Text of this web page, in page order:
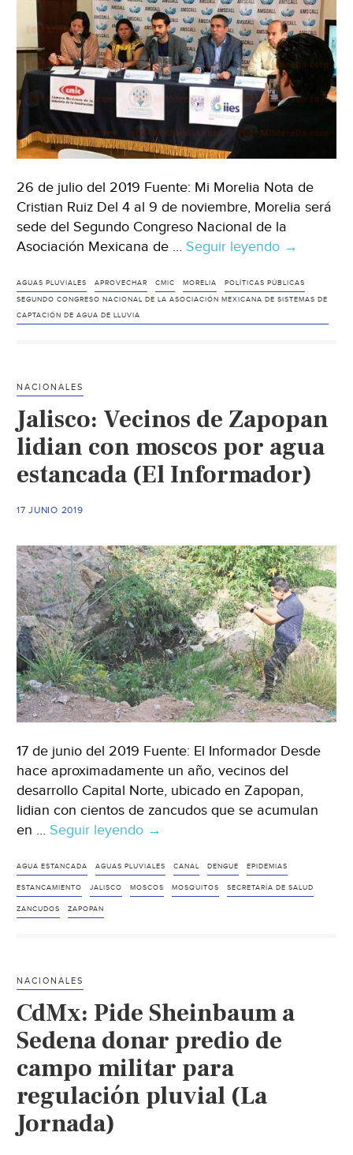
26 de julio del 2019 Fuente: Mi Morelia Nota de
Cristian Ruiz Del 4 al 9 de noviembre, Morelia será
sede del Segundo Congreso Nacional de la
Asociación Mexicana de … Seguir leyendo
será
sede
del
la
Asociación
Mexicana
de
Captación
de
Agua
de
Lluvia
(Mi
Morelia)
→
AGUAS PLUVIALES APROVECHAR CMIC MORELIA
POLÍTICAS PÚBLICAS
SEGUNDO CONGRESO NACIONAL DE LA ASOCIACIÓN MEXICANA DE SISTEMAS DE
CAPTACIÓN DE AGUA DE LLUVIA
NACIONALES
Jalisco: Vecinos de Zapopan
lidian con moscos por agua
estancada (El Informador)
17 JUNIO 2019
17 de junio del 2019 Fuente: El Informador Desde
hace aproximadamente un año, vecinos del
desarrollo Capital Norte, ubicado en Zapopan,
lidian con cientos de zancudos que se acumulan
en … Seguir leyendo Jalisco:
de
Zapopan
estancada
Informador)
→
AGUA ESTANCADA AGUAS PLUVIALES CANAL DENGUE EPIDEMIAS
ESTANCAMIENTO JALISCO MOSCOS MOSQUITOS SECRETARÍA DE SALUD
ZANCUDOS ZAPOPAN
NACIONALES
CdMx: Pide Sheinbaum a
Sedena donar predio de
campo militar para
regulación pluvial (La
Jornada)